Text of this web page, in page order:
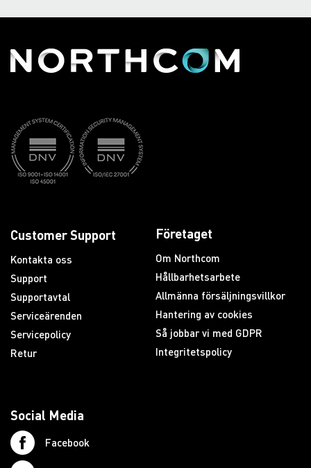
Customer Support
Kontakta oss
Support
Supportavtal
Serviceärenden
Servicepolicy
Retur
Företaget
Om Northcom
Hållbarhetsarbete
Allmänna försäljningsvillkor
Hantering av cookies
Så jobbar vi med GDPR
Integritetspolicy
Social Media
Facebook